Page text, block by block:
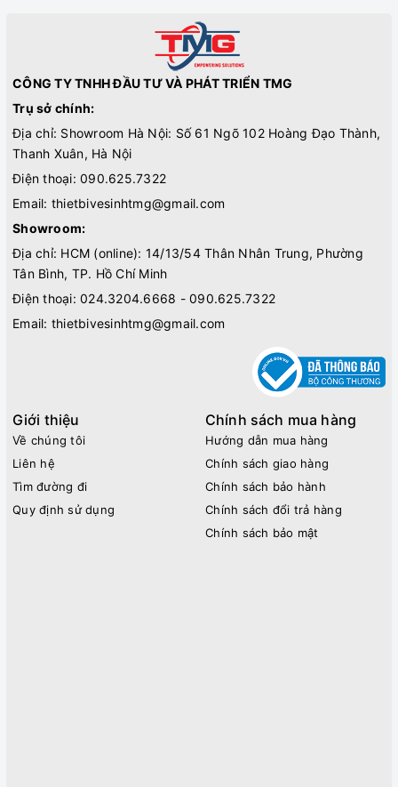
CÔNG TY TNHH ĐẦU TƯ VÀ PHÁT TRIỂN TMG
Trụ sở chính:
Địa chỉ: Showroom Hà Nội: Số 61 Ngõ 102 Hoàng Đạo Thành,
Thanh Xuân, Hà Nội
Điện thoại: 090.625.7322
Email: thietbivesinhtmg@gmail.com
Showroom:
Địa chỉ: HCM (online): 14/13/54 Thân Nhân Trung, Phường
Tân Bình, TP. Hồ Chí Minh
Điện thoại: 024.3204.6668 - 090.625.7322
Email: thietbivesinhtmg@gmail.com
Giới thiệu
Về chúng tôi
Liên hệ
Tìm đường đi
Quy định sử dụng
Chính sách mua hàng
Hướng dẫn mua hàng
Chính sách giao hàng
Chính sách bảo hành
Chính sách đổi trả hàng
Chính sách bảo mật